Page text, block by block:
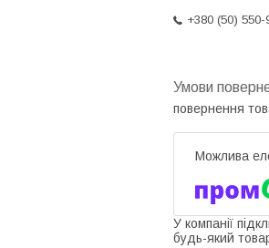
+380 (50) 550-
повернення
У компанії
будь-який